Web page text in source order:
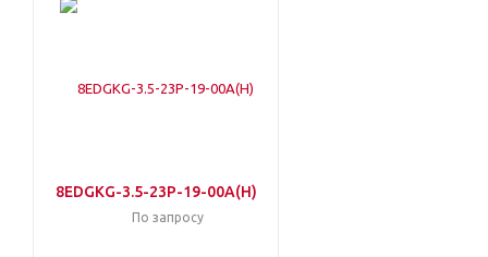
8EDGKG-3.5-23P-19-00A(H)
По запросу